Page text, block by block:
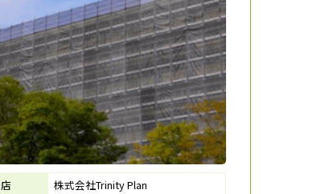
株式会社Trinity Plan